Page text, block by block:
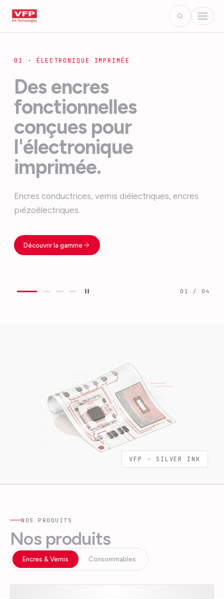
01 · ÉLECTRONIQUE IMPRIMÉE
Des encres
fonctionnelles
conçues pour
l'électronique
imprimée.
Encres conductrices, vernis diélectriques, encres
piézoélectriques.
Découvrir la gamme
0 1 / 0 4
VFP · SILVER INK
NOS PRODUITS
Nos produits
Encres & Vernis Consommables